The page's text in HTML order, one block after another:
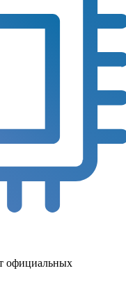
официальных